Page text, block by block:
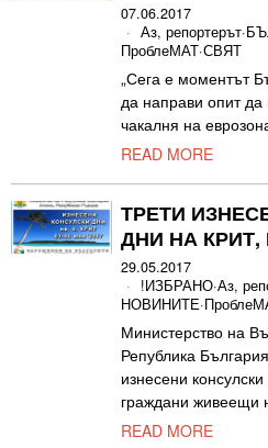
07.06.2017
Аз, репортерът·
ПроблеМАТ·СВЯТ
„Сега е моментът
да направи опит да
чакалня на
READ MORE
ТРЕТИ
ДНИ НА
29.05.2017
!ИЗБРАНО·Аз,
НОВИНИТЕ·
Министерство на
Република
изнесени
граждани живеещи
READ MORE